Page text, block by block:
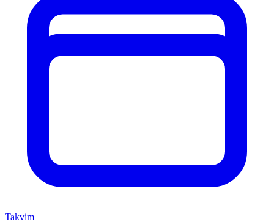
Takvim